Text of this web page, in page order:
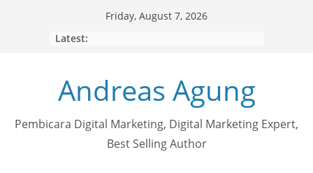
Friday, August 7, 2026
Latest:
Andreas Agung
Pembicara Digital Marketing, Digital Marketing Expert,
Best Selling Author